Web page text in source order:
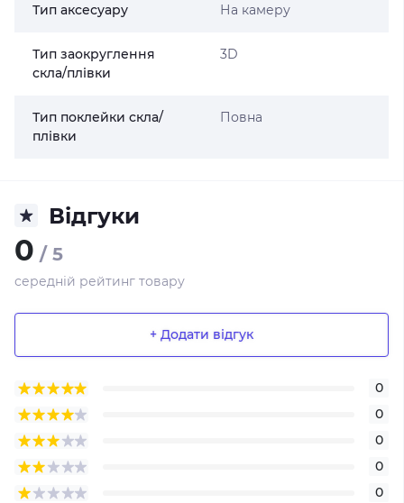
Тип аксесуару На камеру
Тип заокруглення
скла/плівки
3D
Тип поклейки скла/
плівки
Повна
Відгуки
0 / 5
середній рейтинг товару
+ Додати відгук
0
0
0
0
0